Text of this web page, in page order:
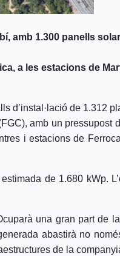
amb 1.300 panells
a les estacions de
d’instal·lació de 1.312
amb un pressupost
i estacions de
de 1.680 kWp.
una gran part de la
abastirà no
de la